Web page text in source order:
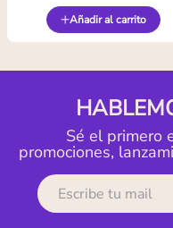
Añadir al carrito
Sé el primero
promociones,